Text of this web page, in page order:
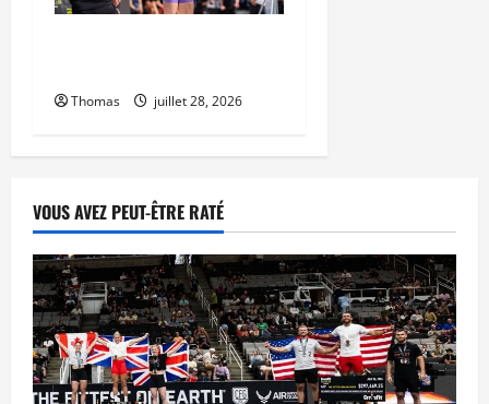
Thomas juillet 28, 2026
VOUS AVEZ PEUT-ÊTRE RATÉ